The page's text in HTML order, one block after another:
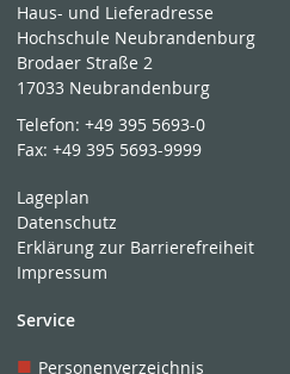
Haus- und Lieferadresse
Hochschule Neubrandenburg
Brodaer Straße 2
17033 Neubrandenburg
Telefon:+49 395 5693-0
Fax:+49 395 5693-9999
Lageplan
Datenschutz
Erklärung zur Barrierefreiheit
Impressum
Service
Personenverzeichnis